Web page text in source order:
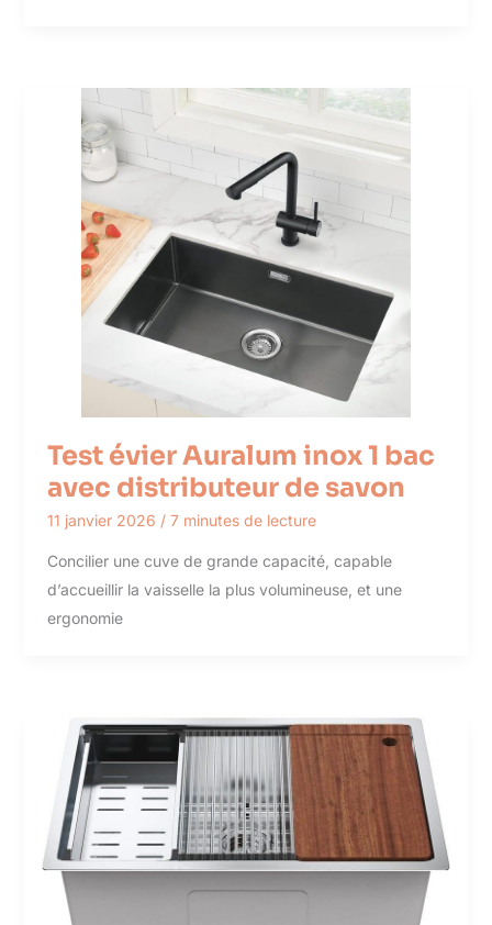
Test évier Auralum inox 1 bac
avec distributeur de savon
11 janvier 2026 / 7 minutes de lecture
Concilier une cuve de grande capacité, capable
d’accueillir la vaisselle la plus volumineuse, et une
ergonomie